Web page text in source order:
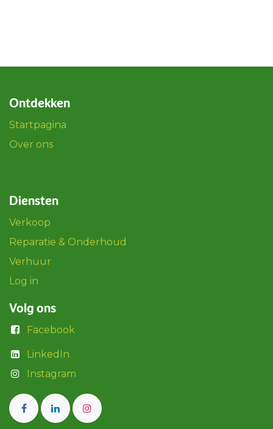
Ontdekken
Startpagina
Over ons
Diensten
Verkoop
Reparatie & Onderhoud
Verhuur
Log in
Volg ons
Facebook
LinkedIn
Instagram